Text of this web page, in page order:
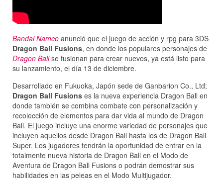
Bandai Namco anunció que el juego de acción y rpg para 3DS
Dragon Ball Fusions, en donde los populares personajes de
Dragon Ballse fusionan para crear nuevos, ya está listo para
su lanzamiento, el día 13 de diciembre.
Desarrollado en Fukuoka, Japón sede de Ganbarion Co., Ltd;
Dragon Ball Fusions es la nueva experiencia Dragon Ball en
donde también se combina combate con personalización y
recolección de elementos para dar vida al mundo de Dragon
Ball. El juego incluye una enorme variedad de personajes que
incluyen aquellos desde Dragon Ball hasta los de Dragon Ball
Super. Los jugadores tendrán la oportunidad de entrar en la
totalmente nueva historia de Dragon Ball en el Modo de
Aventura de Dragon Ball Fusions o podrán demostrar sus
habilidades en las peleas en el Modo Multijugador.